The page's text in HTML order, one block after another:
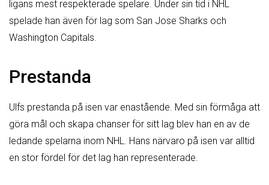
ligans mest respekterade spelare. Under sin tid i NHL
spelade han även för lag som San Jose Sharks och
Washington Capitals.
Prestanda
Ulfs prestanda på isen var enastående. Med sin förmåga att
göra mål och skapa chanser för sitt lag blev han en av de
ledande spelarna inom NHL. Hans närvaro på isen var alltid
en stor fördel för det lag han representerade.